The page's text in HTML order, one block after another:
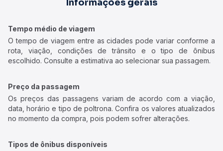
Informações gerais
Tempo médio de viagem
O tempo de viagem entre as cidades pode variar conforme a
rota, viação, condições de trânsito e o tipo de ônibus
escolhido. Consulte a estimativa ao selecionar sua passagem.
Preço da passagem
Os preços das passagens variam de acordo com a viação,
data, horário e tipo de poltrona. Confira os valores atualizados
no momento da compra, pois podem sofrer alterações.
Tipos de ônibus disponíveis